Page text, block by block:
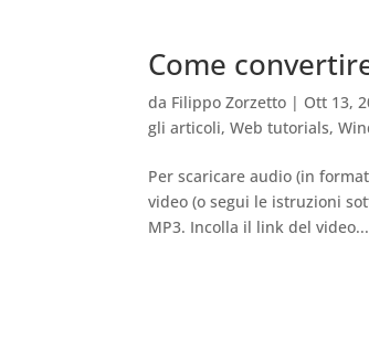
Come
da Filippo Zorzetto | Ott 13,
gli articoli,Web tutorials,
Per scaricare audio (in
video (o segui le istruzioni
MP3. Incolla il link del video...